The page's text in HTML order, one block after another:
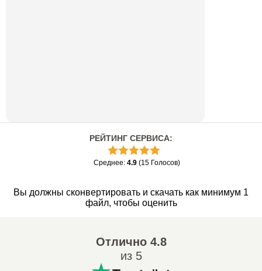
РЕЙТИНГ СЕРВИСА:
Среднее: 4.9 (15 Голосов)
Вы должны сконвертировать и скачать как минимум 1
файл, чтобы оценить
Отлично4.8
из 5